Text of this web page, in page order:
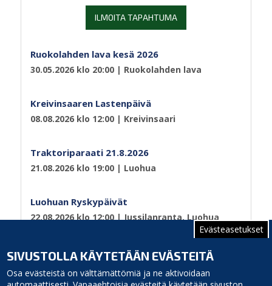
Evästeasetukset
SIVUSTOLLA KÄYTETÄÄN EVÄSTEITÄ
Osa evästeistä on välttämättömiä ja ne aktivoidaan
ILMOITA TAPAHTUMA
Ruokolahden lava kesä 2026
30.05.2026 klo 20:00 | Ruokolahden lava
Kreivinsaaren Lastenpäivä
08.08.2026 klo 12:00 | Kreivinsaari
Traktoriparaati 21.8.2026
21.08.2026 klo 19:00 | Luohua
Luohuan Ryskypäivät
22.08.2026 klo 12:00| Jussilanranta, Luohua
Sivu 1